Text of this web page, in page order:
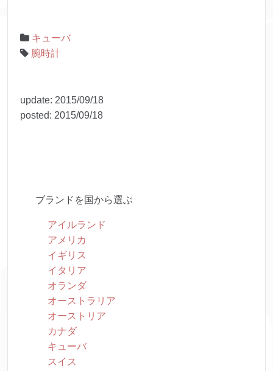
キューバ
腕時計
update: 2015/09/18
posted: 2015/09/18
ブランドを国から選ぶ
アイルランド
アメリカ
イギリス
イタリア
オランダ
オーストラリア
オーストリア
カナダ
キューバ
スイス